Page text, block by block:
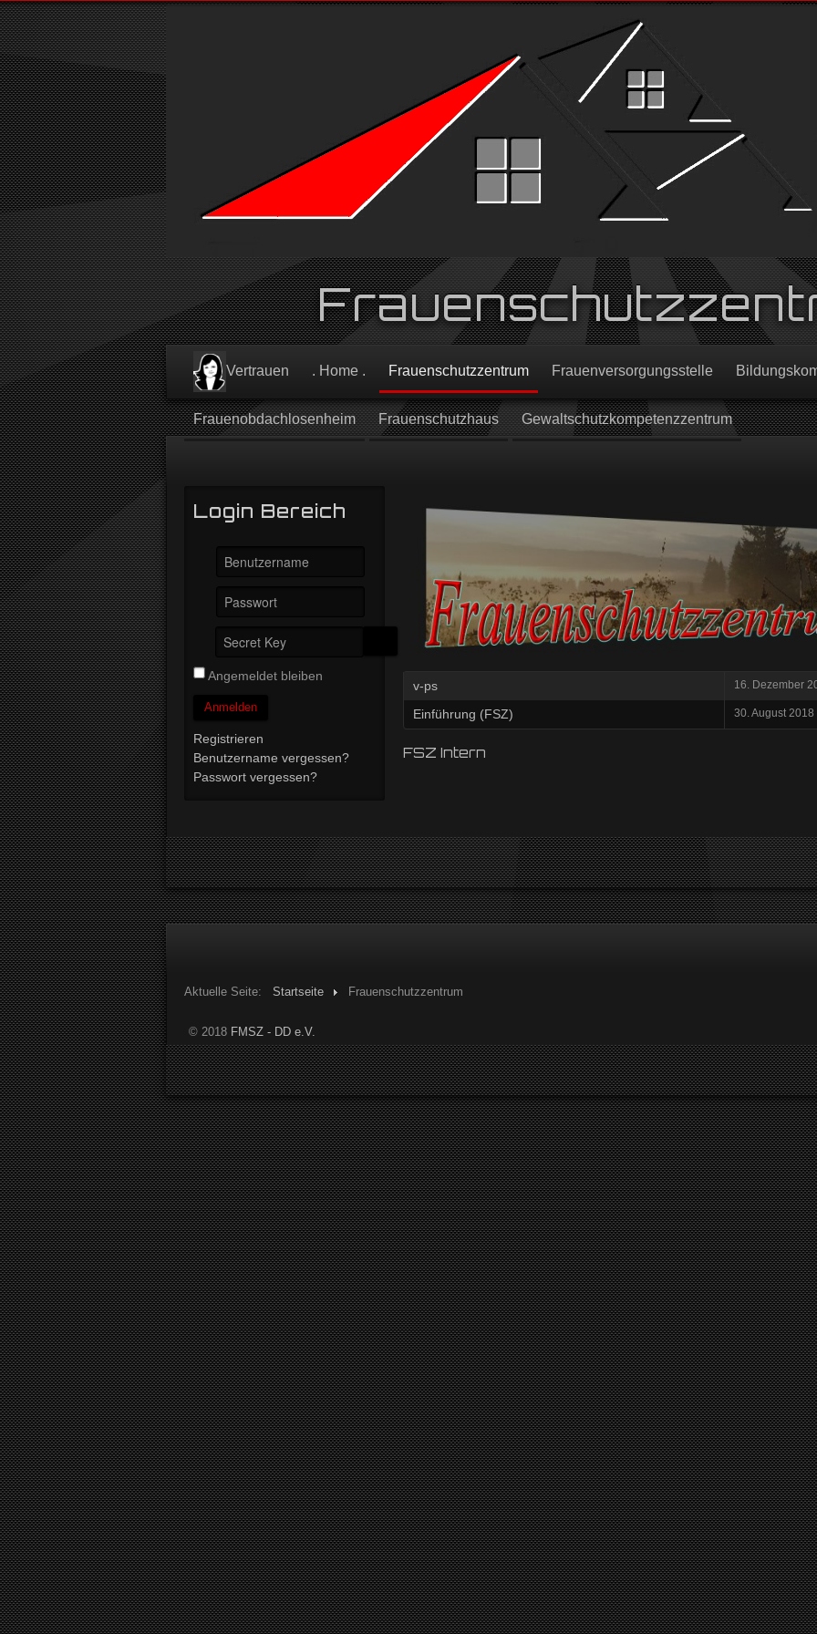
Vertrauen . Home . Frauenschutzzentrum Frauenversorgungsstelle
Frauenobdachlosenheim Frauenschutzhaus Gewaltschutzkompetenzzentrum
Login Bereich
Angemeldet bleiben
Anmelden
Registrieren
Benutzername vergessen?
Passwort vergessen?
v-ps 16. Dezember
Einführung (FSZ) 30. August 2018
FSZ Intern
Aktuelle Seite: Startseite Frauenschutzzentrum
© 2018 FMSZ - DD e.V.